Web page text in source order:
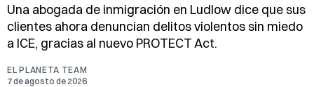
Una abogada de inmigración en Ludlow dice que sus
clientes ahora denuncian delitos violentos sin miedo
a ICE, gracias al nuevo PROTECT Act.
EL PLANETA TEAM
7 de agosto de 2026